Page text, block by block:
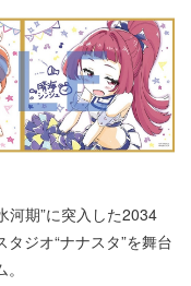
河期”に突入した2034
ジオ“ナナスタ”を舞台